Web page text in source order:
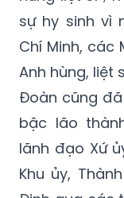
Chí Minh, các
Anh hùng, liệt
Đoàn cũng
bậc lão
lãnh đạo Xứ
Khu ủy,
Định qua các
Truyền thống